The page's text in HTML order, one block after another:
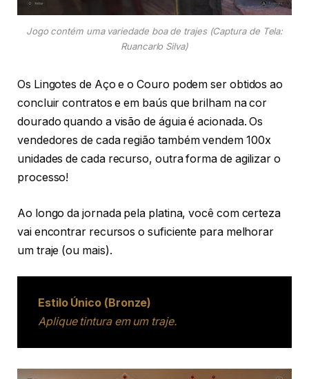
Jogo contém uma variedade boa de trajes (Captura de Tela:
Ruancarlo Silva)
Os Lingotes de Aço e o Couro podem ser obtidos ao
concluir contratos e em baús que brilham na cor
dourado quando a visão de águia é acionada. Os
vendedores de cada região também vendem 100x
unidades de cada recurso, outra forma de agilizar o
processo!
Ao longo da jornada pela platina, você com certeza
vai encontrar recursos o suficiente para melhorar
um traje (ou mais).
Estilo Único (Bronze)
Aplique tintura em um traje.